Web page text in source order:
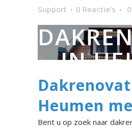
Support
0 Reactie's 0
IN
Heumen
Bent u op zoek naar